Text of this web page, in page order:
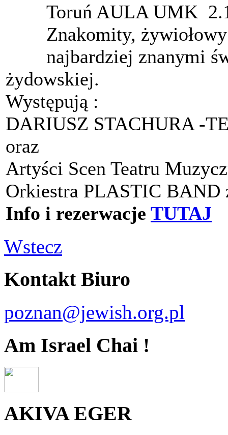
Toruń AULA UMK
Znakomity,
najbardziej znanymi
żydowskiej.
Występują :
DARIUSZ STACHURA -
oraz
Artyści Scen Teatru
Orkiestra PLASTIC BAND
Info i rezerwacje TUTAJ
Wstecz
Kontakt Biuro
poznan@jewish.org.pl
Am Israel Chai !
AKIVA EGER